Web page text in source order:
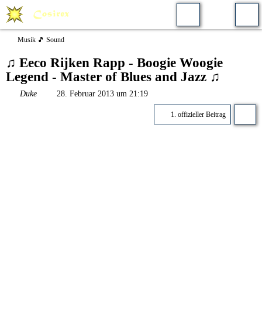
Musik 🎵 Sound
♫ Eeco Rijken Rapp - Boogie Woogie
Legend - Master of Blues and Jazz ♫
Duke 28. Februar 2013 um 21:19
1. offizieller Beitrag